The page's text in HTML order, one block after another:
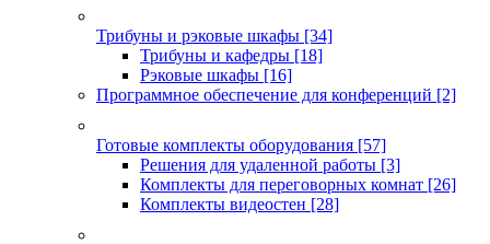
Трибуны и рэковые шкафы [34]
Трибуны и кафедры [18]
Рэковые шкафы [16]
Программное обеспечение для конференций [2]
Готовые комплекты оборудования [57]
Решения для удаленной работы [3]
Комплекты для переговорных комнат [26]
Комплекты видеостен [28]